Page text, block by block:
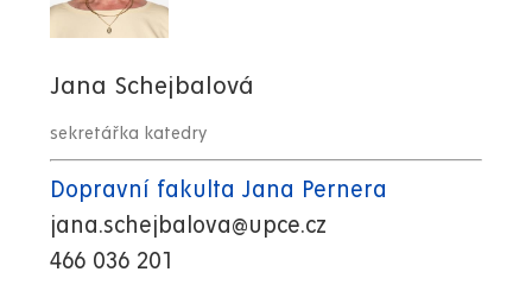
Jana Schejbalová
sekretářka katedry
Dopravní fakulta Jana Pernera
jana.schejbalova@upce.cz
466 036 201